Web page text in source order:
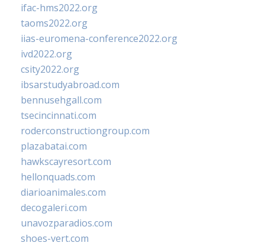
ifac-hms2022.org
taoms2022.org
iias-euromena-conference2022.org
ivd2022.org
csity2022.org
ibsarstudyabroad.com
bennusehgall.com
tsecincinnati.com
roderconstructiongroup.com
plazabatai.com
hawkscayresort.com
hellonquads.com
diarioanimales.com
decogaleri.com
unavozparadios.com
shoes-vert.com